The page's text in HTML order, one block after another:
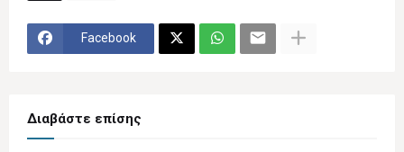
Facebook
Διαβάστε επίσης